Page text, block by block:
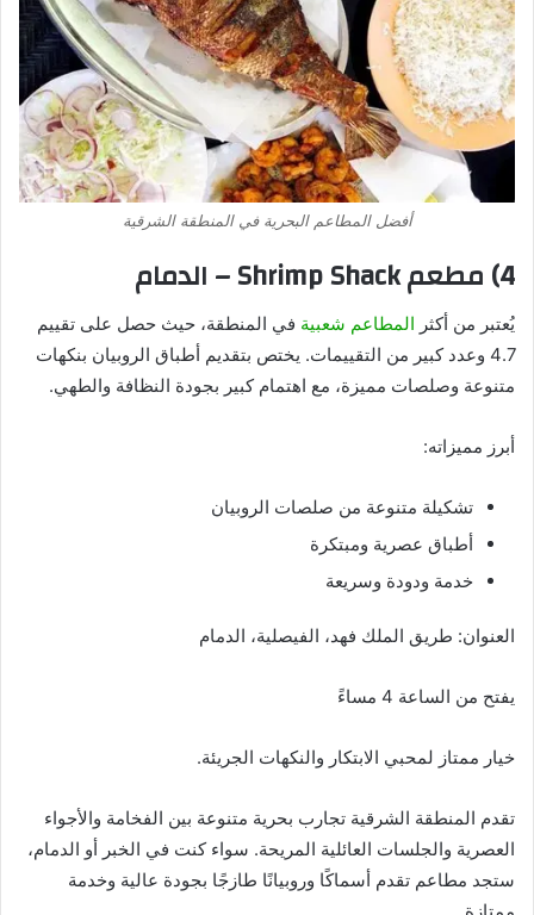
أفضل المطاعم البحرية في المنطقة الشرقية
4) مطعم Shrimp Shack – الدمام
يُعتبر من أكثر المطاعم شعبية في المنطقة، حيث حصل على تقييم
4.7 وعدد كبير من التقييمات. يختص بتقديم أطباق الروبيان بنكهات
متنوعة وصلصات مميزة، مع اهتمام كبير بجودة النظافة والطهي.
أبرز مميزاته:
تشكيلة متنوعة من صلصات الروبيان
أطباق عصرية ومبتكرة
خدمة ودودة وسريعة
العنوان: طريق الملك فهد، الفيصلية، الدمام
يفتح من الساعة 4 مساءً
خيار ممتاز لمحبي الابتكار والنكهات الجريئة.
تقدم المنطقة الشرقية تجارب بحرية متنوعة بين الفخامة والأجواء
العصرية والجلسات العائلية المريحة. سواء كنت في الخبر أو الدمام،
ستجد مطاعم تقدم أسماكًا وروبيانًا طازجًا بجودة عالية وخدمة